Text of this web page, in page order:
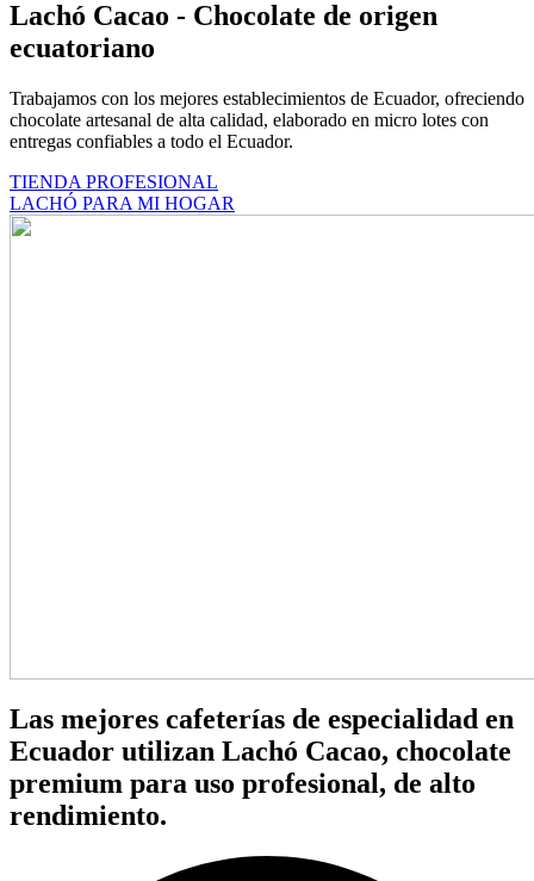
Lachó Cacao - Chocolate de origen
ecuatoriano
Trabajamos con los mejores establecimientos de Ecuador, ofreciendo
chocolate artesanal de alta calidad, elaborado en micro lotes con
entregas confiables a todo el Ecuador.
TIENDA PROFESIONAL
LACHÓ PARA MI HOGAR
Las mejores cafeterías de especialidad en
Ecuador utilizan Lachó Cacao, chocolate
premium para uso profesional, de alto
rendimiento.